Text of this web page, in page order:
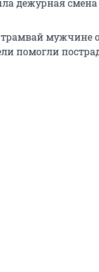
дежурная смена
мужчине
помогли